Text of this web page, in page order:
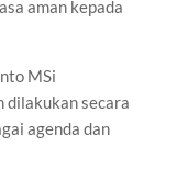
aman kepada
MSi
dilakukan secara
agenda dan